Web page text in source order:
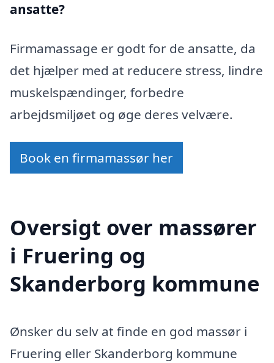
ansatte?
Firmamassage er godt for de ansatte, da
det hjælper med at reducere stress, lindre
muskelspændinger, forbedre
arbejdsmiljøet og øge deres velvære.
Book en firmamassør her
Oversigt over massører
i Fruering og
Skanderborg kommune
Ønsker du selv at finde en god massør i
Fruering eller Skanderborg kommune